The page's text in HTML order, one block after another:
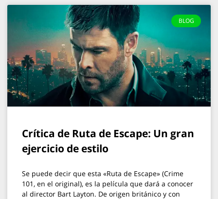
BLOG
Crítica de Ruta de Escape: Un gran
ejercicio de estilo
Se puede decir que esta «Ruta de Escape» (Crime
101, en el original), es la película que dará a conocer
al director Bart Layton. De origen británico y con